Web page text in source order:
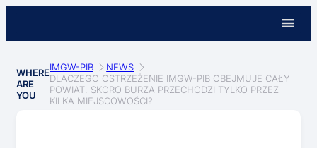
WHERE
ARE
YOU
IMGW-PIB
NEWS
DLACZEGO OSTRZEŻENIE IMGW-PIB OBEJMUJE CAŁY
POWIAT, SKORO BURZA PRZECHODZI TYLKO PRZEZ
KILKA MIEJSCOWOŚCI?